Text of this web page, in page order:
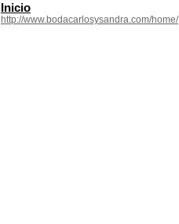
Inicio
http://www.bodacarlosysandra.com/home/